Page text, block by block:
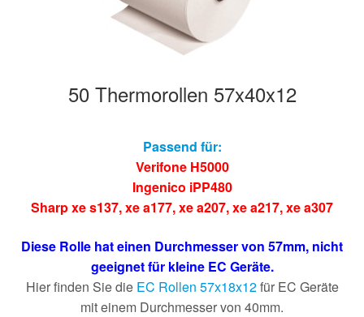
50 Thermorollen 57x40x12
Passend für:
Verifone H5000
Ingenico iPP480
Sharp xe s137,xe a177,xe a207,xe a217,xe a307
Diese Rolle hat einen Durchmesser von 57mm, nicht
geeignet für kleine EC Geräte.
Hier finden Sie die EC Rollen 57x18x12für EC Geräte
mit einem Durchmesser von 40mm.